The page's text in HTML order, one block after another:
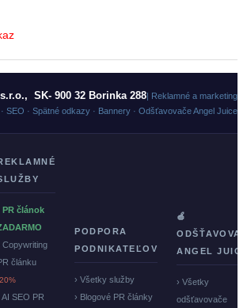
SK- 900 32 Borinka 288| Reklamné a
SEO · Spätné odkazy · Bannery · Odšťavovače Angel Juicer
PR článok
Copywriting
článku
AI SEO PR
PODPORA
PODNIKATEĽOV
› Všetky služby
› Blogové PR články
🍏
ANGEL
› Všetky
odšťavovače